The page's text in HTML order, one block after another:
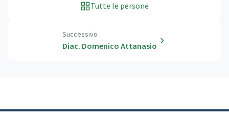
Tutte le persone
Successivo
Diac. Domenico Attanasio